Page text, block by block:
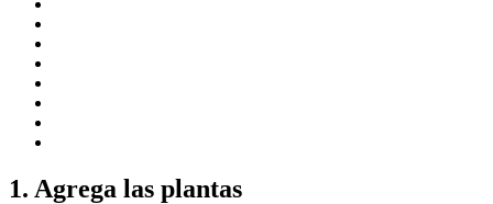
1. Agrega las plantas